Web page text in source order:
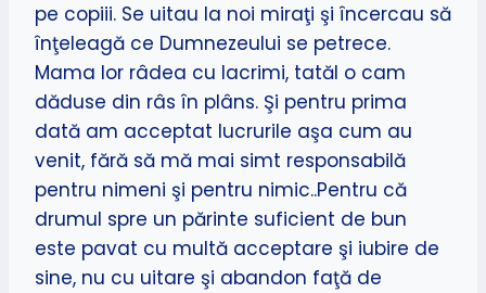
pe copiii. Se uitau la noi miraţi şi încercau să
înţeleagă ce Dumnezeului se petrece.
Mama lor râdea cu lacrimi, tatăl o cam
dăduse din râs în plâns. Şi pentru prima
dată am acceptat lucrurile aşa cum au
venit, fără să mă mai simt responsabilă
pentru nimeni şi pentru nimic..Pentru că
drumul spre un părinte suficient de bun
este pavat cu multă acceptare şi iubire de
sine, nu cu uitare şi abandon faţă de